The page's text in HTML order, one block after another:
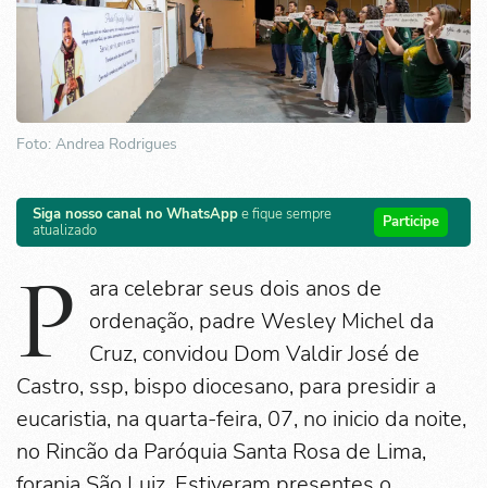
Foto: Andrea Rodrigues
Siga nosso canal no WhatsAppe fique sempre
atualizado
Participe
P ara celebrar seus dois anos de
ordenação, padre Wesley Michel da
Cruz, convidou Dom Valdir José de
Castro, ssp, bispo diocesano, para presidir a
eucaristia, na quarta-feira, 07, no inicio da noite,
no Rincão da Paróquia Santa Rosa de Lima,